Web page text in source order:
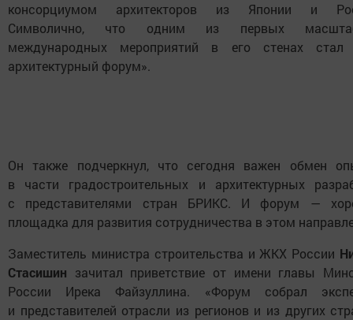
консорциумом архитекторов из Японии и
Символично, что одним из первых
международных мероприятий в его стенах стал
архитектурный форум».
Он также подчеркнул, что сегодня важен обмен
в части градостроительных и архитектурных
с представителями стран БРИКС. И форум —
площадка для развития сотрудничества в этом
Заместитель министра строительства и ЖКХ России
Стасишин зачитал приветствие от имени главы
России Ирека Файзуллина. «Форум собрал
и представителей отрасли из регионов и из других